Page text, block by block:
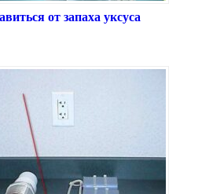
от запаха уксуса